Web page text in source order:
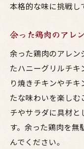
本格的な味に挑戦し
余った鶏肉のアレ
余った鶏肉のアレン
たハニーグリルチキ
り焼きチキンやチ
たな味わいを楽しむ
チやサラダに具材
す。余った鶏肉を無
んでください。